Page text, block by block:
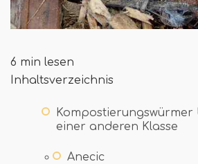
6 min lesen
Inhaltsverzeichnis
Kompostierungswürmer
einer anderen Klasse
Anecic